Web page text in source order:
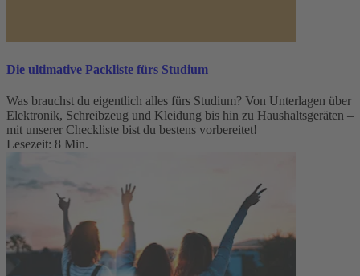
Die ultimative Packliste fürs Studium
Was brauchst du eigentlich alles fürs Studium? Von Unterlagen über
Elektronik, Schreibzeug und Kleidung bis hin zu Haushaltsgeräten –
mit unserer Checkliste bist du bestens vorbereitet!
Lesezeit: 8 Min.